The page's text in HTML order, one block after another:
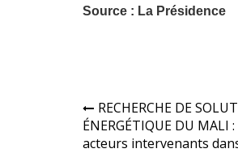
Source : La Présidence
Navigation
de
RECHERCHE DE
ÉNERGÉTIQUE DU
acteurs intervenants